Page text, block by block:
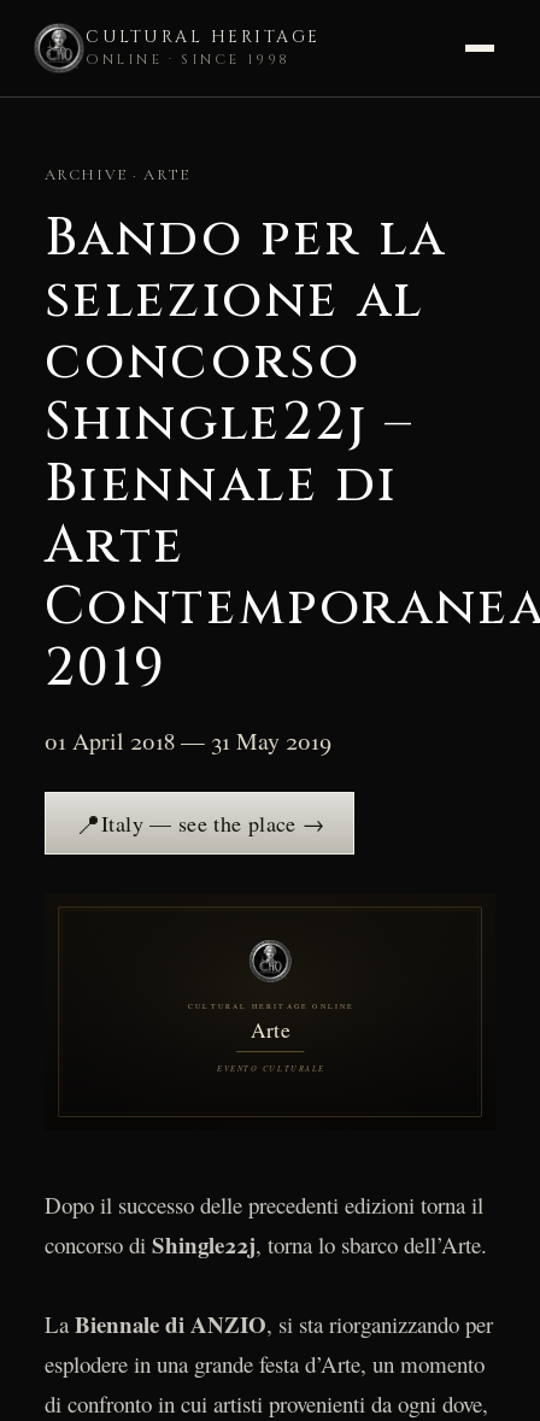
CULTURAL HERITAGE
ONLINE · SINCE 1998
contentARCHIVE · ARTE
Bando per la
selezione al
concorso
Shingle22j –
Biennale di
Arte
2019
01 April 2018 — 31 May 2019
📍Italy — see the place →
Dopo il successo delle precedenti edizioni torna il
concorso di Shingle22j, torna lo sbarco dell’Arte.
La Biennale di ANZIO, si sta riorganizzando per
esplodere in una grande festa d’Arte, un momento
di confronto in cui artisti provenienti da ogni dove,